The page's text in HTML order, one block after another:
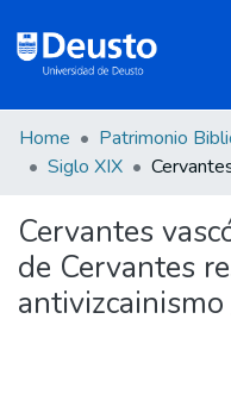
Communities &
All of DSpace
Statistics
Home Patrimonio
Siglo XIX
Cervantes
de Cervantes